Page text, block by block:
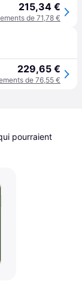
215,34 €
de 71,78 €
229,65 €
de 76,55 €
pourraient